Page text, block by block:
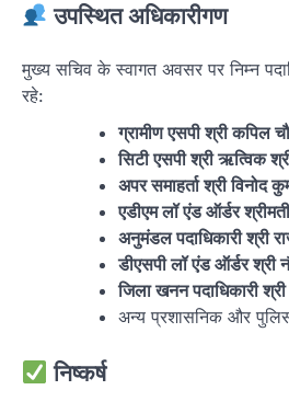
उपस्थित अधिकारीगण
मुख्य सचिव के स्वागत अवसर पर निम्न
रहे:
ग्रामीण एसपी श्री कपिल
सिटी एसपी श्री ऋत्विक
अपर समाहर्ता श्री विनोद
एडीएम लॉ एंड ऑर्डर
अनुमंडल पदाधिकारी श्री
डीएसपी लॉ एंड ऑर्डर श्री
जिला खनन पदाधिकारी श्री
अन्य प्रशासनिक और पुलिस
निष्कर्ष